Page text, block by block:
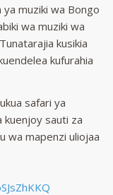
ya muziki wa Bongo
wa muziki wa
kusikia
kufurahia
safari ya
kuenjoy sauti za
wa mapenzi uliojaa